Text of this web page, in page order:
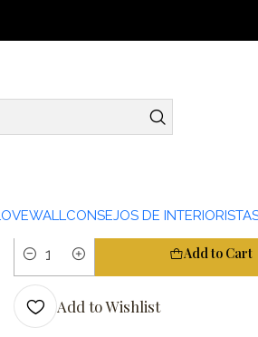
CONSEJOS DE
KID23-18
Quantity
Add to Cart
Add to Wishlist